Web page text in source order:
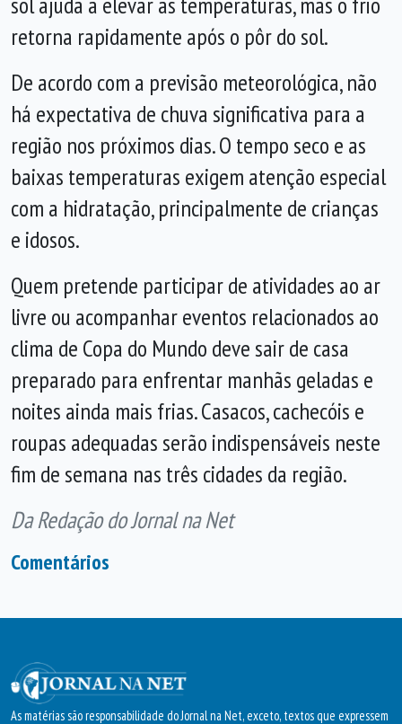
retorna rapidamente após o pôr do sol.
De acordo com a previsão meteorológica, não
há expectativa de chuva significativa para a
região nos próximos dias. O tempo seco e as
baixas temperaturas exigem atenção especial
com a hidratação, principalmente de crianças
e idosos.
Quem pretende participar de atividades ao ar
livre ou acompanhar eventos relacionados ao
clima de Copa do Mundo deve sair de casa
preparado para enfrentar manhãs geladas e
noites ainda mais frias. Casacos, cachecóis e
roupas adequadas serão indispensáveis neste
fim de semana nas três cidades da região.
Da Redação do Jornal na Net
Comentários
As matérias são responsabilidade do Jornal na Net, exceto, textos que expressem